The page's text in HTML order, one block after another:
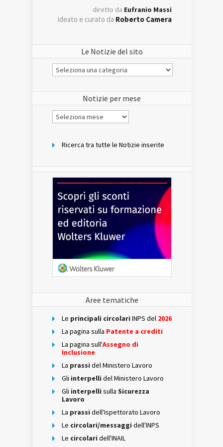
diretto da Eufranio Massi
ideato e curato da Roberto Camera
Le Notizie del sito
Le
Notizie
Notizie per mese
Notizie
per
Ricerca tra tutte le Notizie inserite
Aree tematiche
Le principali circolari INPS del 2026
La pagina sulla Patente a crediti
La pagina sull'Assegno di
Inclusione
La prassi del Ministero Lavoro
Gli interpelli del Ministero Lavoro
Gli interpelli sulla Sicurezza
Lavoro
La prassi dell'Ispettorato Lavoro
Le circolari/messaggi dell'INPS
Le circolari dell'INAIL